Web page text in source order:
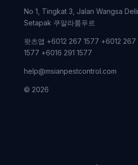
No 1, Tingkat 3, Jalan Wangsa
Setapak 쿠알라룸푸르
왓츠앱 +6012 267 1577 +6012
1577 +6016 291 1577
help@msianpestcontrol.com
© 2026